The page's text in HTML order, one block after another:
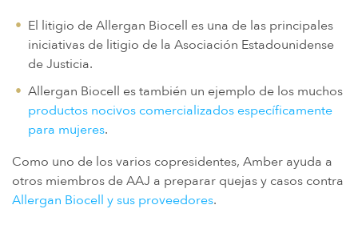
El litigio de Allergan Biocell es una de las principales
iniciativas de litigio de la Asociación Estadounidense
de Justicia.
Allergan Biocell es también un ejemplo de los muchos
productos nocivos comercializados específicamente
para mujeres.
Como uno de los varios copresidentes, Amber ayuda a
otros miembros de AAJ a preparar quejas y casos contra
Allergan Biocell y sus proveedores.